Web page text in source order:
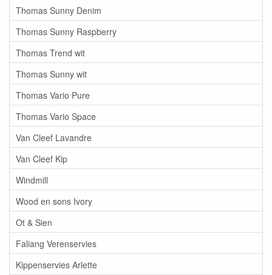
Thomas Sunny Denim
Thomas Sunny Raspberry
Thomas Trend wit
Thomas Sunny wit
Thomas Vario Pure
Thomas Vario Space
Van Cleef Lavandre
Van Cleef Kip
Windmill
Wood en sons Ivory
Ot & Sien
Faliang Verenservies
Kippenservies Arlette